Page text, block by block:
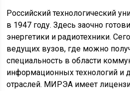
Российский технологический
в 1947 году. Здесь заочно
энергетики и радиотехники.
ведущих вузов, где можно
специальность в области
информационных технологий и
отраслей. МИРЭА имеет